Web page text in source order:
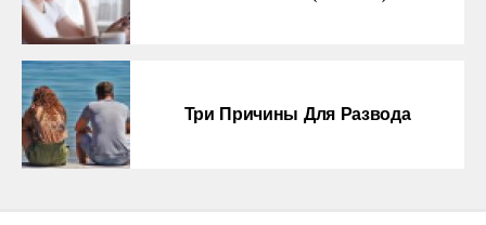
Три Причины Для Развода